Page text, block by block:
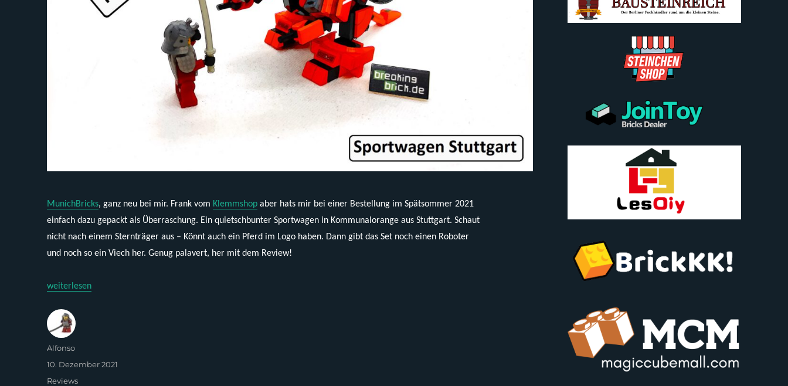
MunichBricks, ganz neu bei mir. Frank vom Klemmshop aber hats mir bei einer Bestellung im Spätsommer 2021
einfach dazu gepackt als Überraschung. Ein quietschbunter Sportwagen in Kommunalorange aus Stuttgart. Schaut
nicht nach einem Sternträger aus – Könnt auch ein Pferd im Logo haben. Dann gibt das Set noch einen Roboter
und noch so ein Viech her. Genug palavert, her mit dem Review!
„MunichBricks MBE201 – Sportwagen Stuttgart“
weiterlesen
Autor
Alfonso
Veröffentlicht
10. Dezember 2021
Kategorien
Reviews